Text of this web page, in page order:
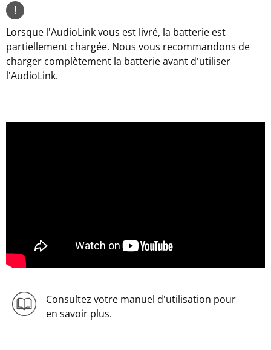
!
Lorsque l'AudioLink vous est livré, la batterie est
partiellement chargée. Nous vous recommandons de
charger complètement la batterie avant d'utiliser
l'AudioLink.
Consultez votre manuel d'utilisation pour
en savoir plus.